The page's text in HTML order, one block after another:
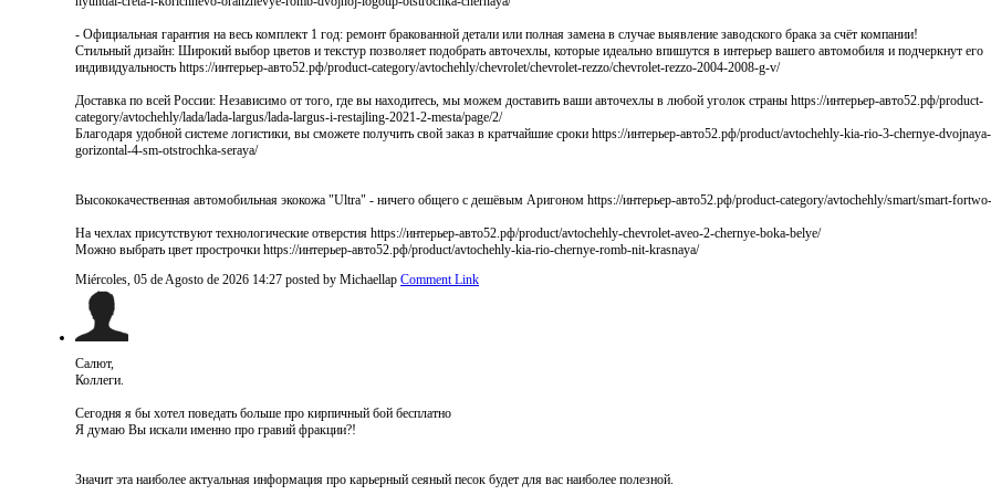
- Официальная гарантия на весь комплект 1 год: ремонт бракованной детали или полная замена в случае выявление заводского брака за счёт компании!
Стильный дизайн: Широкий выбор цветов и текстур позволяет подобрать авточехлы, которые идеально впишутся в интерьер вашего автомобиля и подчеркнут его
индивидуальность https://интерьер-авто52.рф/product-category/avtochehly/chevrolet/chevrolet-rezzo/chevrolet-rezzo-2004-2008-g-v/
Доставка по всей России: Независимо от того, где вы находитесь, мы можем доставить ваши авточехлы в любой уголок страны https://интерьер-авто52.рф/product-
category/avtochehly/lada/lada-largus/lada-largus-i-restajling-2021-2-mesta/page/2/
Благодаря удобной системе логистики, вы сможете получить свой заказ в кратчайшие сроки https://интерьер-авто52.рф/product/avtochehly-kia-rio-3-chernye-dvojnaya-
gorizontal-4-sm-otstrochka-seraya/
Высококачественная автомобильная экокожа "Ultra" - ничего общего с дешёвым Аригоном https://интерьер-авто52.рф/product-category/avtochehly/smart/smart-
На чехлах присутствуют технологические отверстия https://интерьер-авто52.рф/product/avtochehly-chevrolet-aveo-2-chernye-boka-belye/
Можно выбрать цвет прострочки https://интерьер-авто52.рф/product/avtochehly-kia-rio-chernye-romb-nit-krasnaya/
Miércoles, 05 de Agosto de 2026 14:27 posted by Michaellap Comment Link
Салют,
Коллеги.
Сегодня я бы хотел поведать больше про кирпичный бой бесплатно
Я думаю Вы искали именно про гравий фракции?!
Значит эта наиболее актуальная информация про карьерный сеяный песок будет для вас наиболее полезной.